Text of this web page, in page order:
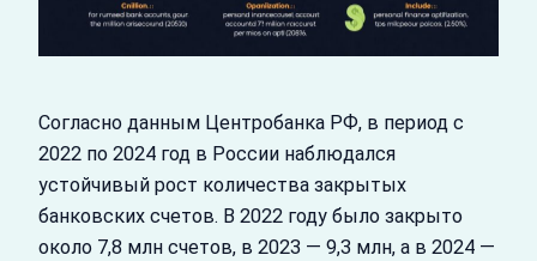
Согласно данным Центробанка РФ, в период с
2022 по 2024 год в России наблюдался
устойчивый рост количества закрытых
банковских счетов. В 2022 году было закрыто
около 7,8 млн счетов, в 2023 — 9,3 млн, а в 2024 —